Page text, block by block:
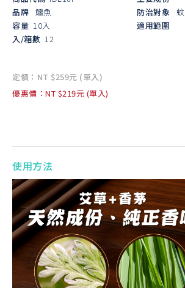
品牌 鱷魚
容量 10入
入/箱數 12
防治對象 蚊
適用範圍
定價：NT $259元 (單入)
優惠價：NT $219元 (單入)
使用方法